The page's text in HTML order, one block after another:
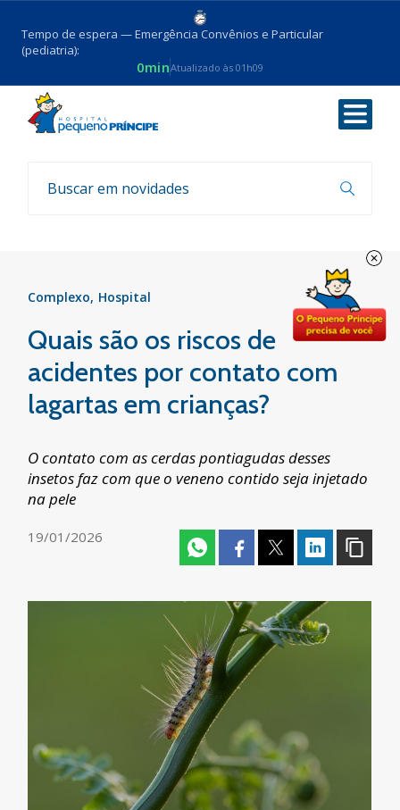
Tempo de espera — Emergência Convênios e Particular
(pediatria):
0minAtualizado às 01h09
Voltar
Notícias
Complexo Hospital
Quais são os riscos de
acidentes por contato com
lagartas em crianças?
O contato com as cerdas pontiagudas desses
insetos faz com que o veneno contido seja injetado
na pele
19/01/2026